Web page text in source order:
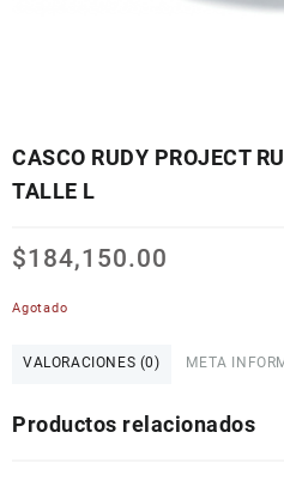
CASCO RUDY PROJECT
TALLE L
$184,150.00
Agotado
VALORACIONES (0) META
Productos relacionados